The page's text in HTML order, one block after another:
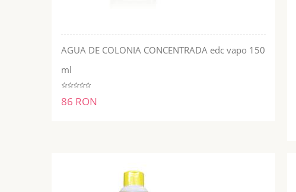
AGUA DE COLONIA CONCENTRADA edc vapo 150
ml
86 RON